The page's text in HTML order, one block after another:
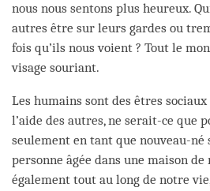
nous nous sentons plus heureux.
autres être sur leurs gardes ou
fois qu’ils nous voient ? Tout le
visage souriant.
Les humains sont des êtres sociaux
l’aide des autres, ne serait-ce que
seulement en tant que nouveau-né
personne âgée dans une maison
également tout au long de notre